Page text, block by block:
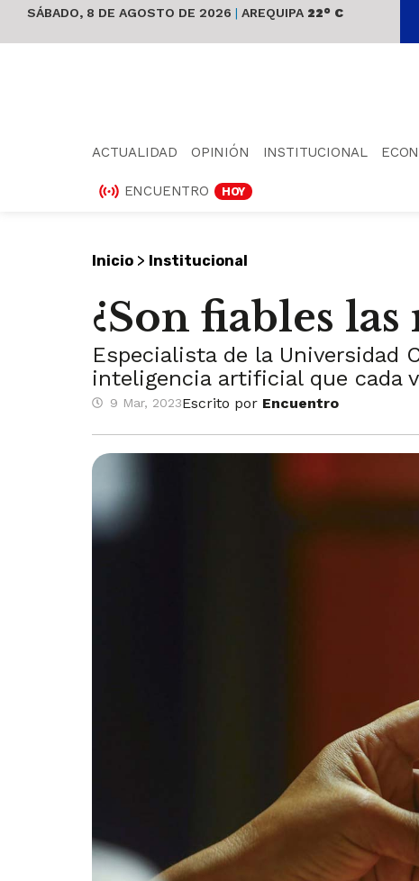
SÁBADO, 8 DE AGOSTO DE 2026 | AREQUIPA 22° C
ACTUALIDAD OPINIÓN INSTITUCIONAL
ENCUENTRO HOY
Inicio > Institucional
¿Son fiables
Especialista de la Universidad
inteligencia artificial que cada
9 Mar, 2023Escrito por Encuentro